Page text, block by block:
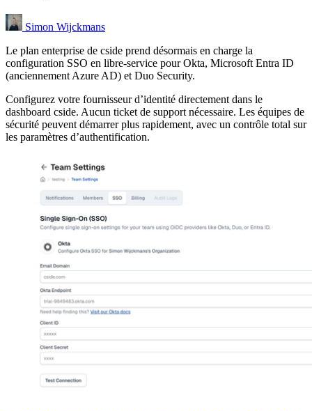
Simon Wijckmans
Le plan enterprise de cside prend désormais en charge la
configuration SSO en libre-service pour Okta, Microsoft Entra ID
(anciennement Azure AD) et Duo Security.
Configurez votre fournisseur d’identité directement dans le
dashboard cside. Aucun ticket de support nécessaire. Les équipes de
sécurité peuvent démarrer plus rapidement, avec un contrôle total sur
les paramètres d’authentification.